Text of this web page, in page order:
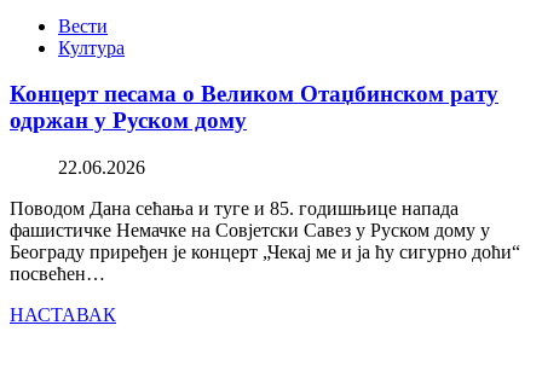
Вести
Култура
Концерт песама о Великом Отаџбинском рату
одржан у Руском дому
22.06.2026
Поводом Дана сећања и туге и 85. годишњице напада
фашистичке Немачке на Совјетски Савез у Руском дому у
Београду приређен је концерт „Чекај ме и ја ћу сигурно доћи“
посвећен…
НАСТАВАК